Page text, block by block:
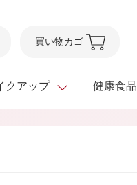
買い物カゴ
クアップ 健康食品